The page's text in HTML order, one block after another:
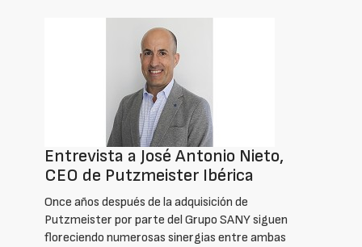
Entrevista a José Antonio Nieto,
CEO de Putzmeister Ibérica
Once años después de la adquisición de
Putzmeister por parte del Grupo SANY siguen
floreciendo numerosas sinergias entre ambas